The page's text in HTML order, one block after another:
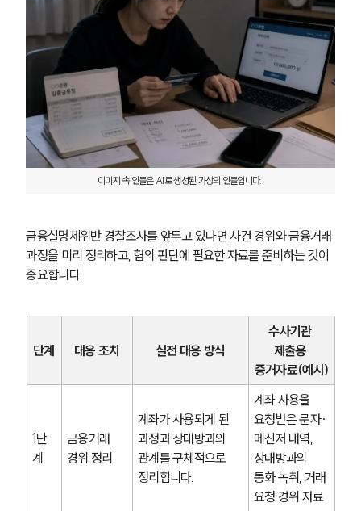
그룹소개
대륜의 강점
오시는 길
글로벌 파트너 로펌
이미지 속 인물은 AI로 생성된 가상의 인물입니다.
금융실명제위반 경찰조사를 앞두고 있다면 사건 경위와 금융거래
과정을 미리 정리하고, 혐의 판단에 필요한 자료를 준비하는 것이
중요합니다.
단계 대응 조치 실전 대응 방식
수사기관
제출용
증거자료(예시)
1단
계
금융거래
경위 정리
계좌가 사용되게 된
과정과 상대방과의
관계를 구체적으로
정리합니다.
계좌 사용을
요청받은 문자·
메신저 내역,
상대방과의
통화 녹취, 거래
요청 경위 자료